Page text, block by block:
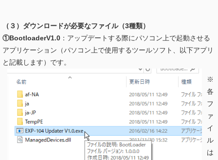
（３）ダウンロードが必要なファイル（3種類）
①BootloaderV1.0 ：アップデートする際にパソコン上で起動させる
アプリケーション（パソコン上で使用するツールソフト、以下アプリ
と記載します）です。
※
各
フ
ァ
イ
ル
は